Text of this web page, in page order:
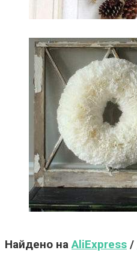
Найдено наAliExpress /